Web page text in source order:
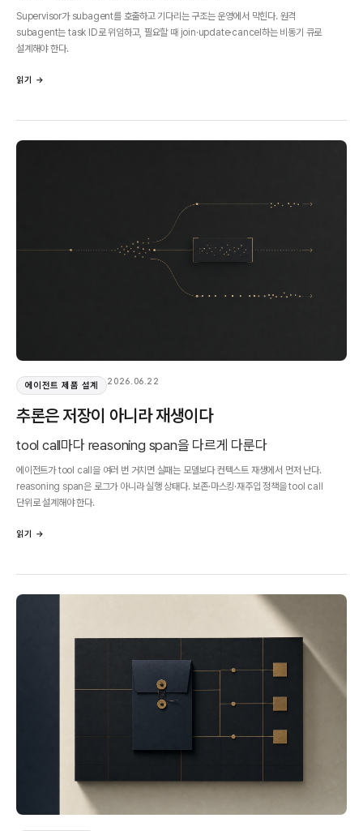
Supervisor가 subagent를 호출하고 기다리는 구조는 운영에서 막힌다. 원격
subagent는 task ID로 위임하고, 필요할 때 join·update·cancel하는 비동기 큐로
설계해야 한다.
읽기 →
에이전트 제품 설계 2026.06.22
추론은 저장이 아니라 재생이다
tool call마다 reasoning span을 다르게 다룬다
에이전트가 tool call을 여러 번 거치면 실패는 모델보다 컨텍스트 재생에서 먼저 난다.
reasoning span은 로그가 아니라 실행 상태다. 보존·마스킹·재주입 정책을 tool call
단위로 설계해야 한다.
읽기 →